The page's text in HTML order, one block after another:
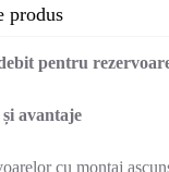
produs
pentru
avantaje
cu montaj